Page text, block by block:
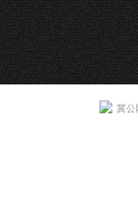
冀公